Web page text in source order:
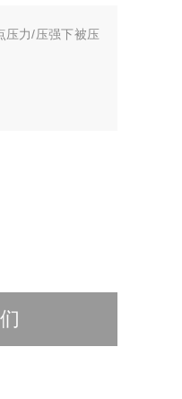
压力/压强下被压